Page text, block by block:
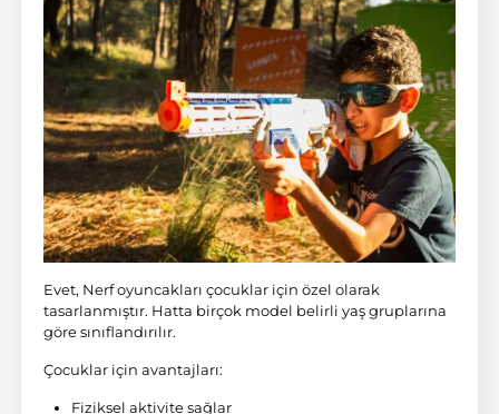
Evet, Nerf oyuncakları çocuklar için özel olarak
tasarlanmıştır. Hatta birçok model belirli yaş gruplarına
göre sınıflandırılır.
Çocuklar için avantajları:
Fiziksel aktivite sağlar